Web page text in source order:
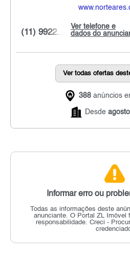
Ver telefone e
dados do
(11) 9922...
Ver todas ofertas
388 anúncios
Desde
Informar erro ou
Todas as informações deste
anunciante. O Portal ZL Imóvel
responsabilidade. Creci -